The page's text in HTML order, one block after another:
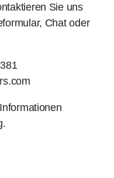
Sie uns
Chat oder